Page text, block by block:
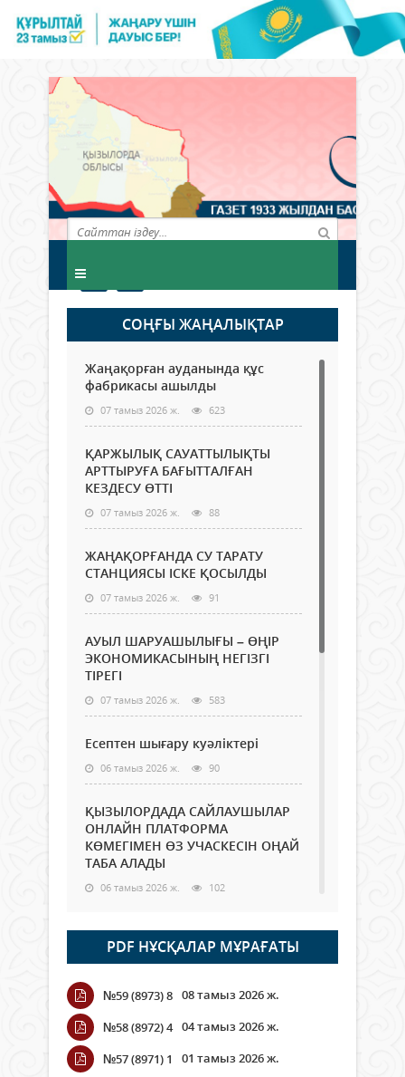
СОҢҒЫ ЖАҢАЛЫҚТАР
Жаңақорған ауданында құс
фабрикасы ашылды
07 тамыз 2026 ж. 623
ҚАРЖЫЛЫҚ САУАТТЫЛЫҚТЫ
АРТТЫРУҒА БАҒЫТТАЛҒАН
КЕЗДЕСУ ӨТТІ
07 тамыз 2026 ж. 88
ЖАҢАҚОРҒАНДА СУ ТАРАТУ
СТАНЦИЯСЫ ІСКЕ ҚОСЫЛДЫ
07 тамыз 2026 ж. 91
АУЫЛ ШАРУАШЫЛЫҒЫ – ӨҢІР
ЭКОНОМИКАСЫНЫҢ НЕГІЗГІ
ТІРЕГІ
07 тамыз 2026 ж. 583
Есептен шығару куәліктері
06 тамыз 2026 ж. 90
ҚЫЗЫЛОРДАДА САЙЛАУШЫЛАР
ОНЛАЙН ПЛАТФОРМА
КӨМЕГІМЕН ӨЗ УЧАСКЕСІН ОҢАЙ
ТАБА АЛАДЫ
06 тамыз 2026 ж. 102
Open Air: Қызылорда облысы
полиция департаменті 20
мыңнан астам көрерменнің
қауіпсіздігін қамтамасыз етті
06 тамыз 2026 ж.
Wi-Fi ҚАБЫРҒА АРҚЫЛЫ ҚАЛАЙ
ӨТЕДІ?
PDF НҰСҚАЛАР МҰРАҒАТЫ
№59 (8973) 8 08 тамыз 2026 ж.
№58 (8972) 4 04 тамыз 2026 ж.
№57 (8971) 1
01 тамыз 2026 ж.